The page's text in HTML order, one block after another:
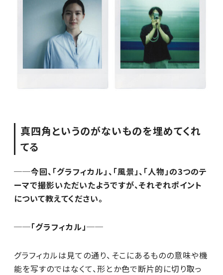
真四角というのがないものを埋めてくれ
てる
──今回、「グラフィカル」、「風景」、「人物」の3つのテ
ーマで撮影いただいたようですが、それぞれポイント
について教えてください。
──「グラフィカル」──
グラフィカルは見ての通り、そこにあるものの意味や機
能を写すのではなくて、形とか色で断片的に切り取っ